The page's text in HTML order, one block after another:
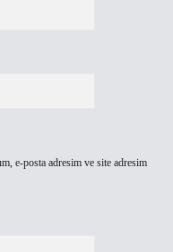
e-posta adresim ve site adresim